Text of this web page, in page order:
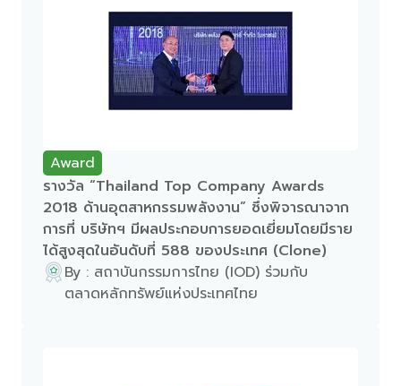
Award
รางวัล “Thailand Top Company Awards
2018 ด้านอุตสาหกรรมพลังงาน” ซึ่งพิจารณาจาก
การที่ บริษัทฯ มีผลประกอบการยอดเยี่ยมโดยมีราย
ได้สูงสุดในอันดับที่ 588 ของประเทศ (Clone)
By : สถาบันกรรมการไทย (IOD) ร่วมกับ
ตลาดหลักทรัพย์แห่งประเทศไทย